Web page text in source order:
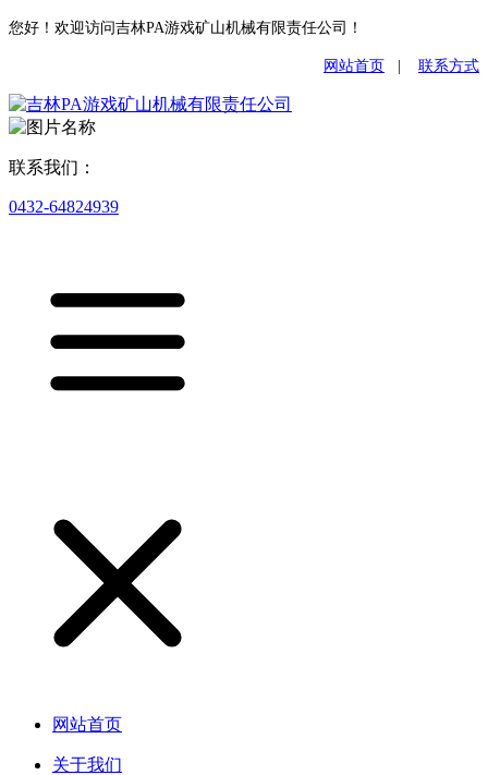
您好！欢迎访问吉林PA游戏矿山机械有限责任公司！
网站首页 联系方式
联系我们：
0432-64824939
网站首页
关于我们